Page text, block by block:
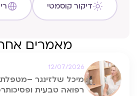
דיקור קוסמטי
מאמרים
מיכל שלזינגר
רפואה טבעית
12/07/2026